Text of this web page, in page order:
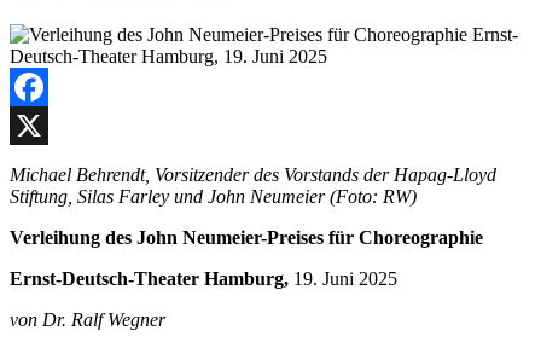
Facebook
X
Michael Behrendt, Vorsitzender des Vorstands der Hapag-Lloyd
Stiftung, Silas Farley und John Neumeier (Foto: RW)
Verleihung des John Neumeier-Preises für Choreographie
Ernst-Deutsch-Theater Hamburg, 19. Juni 2025
von Dr. Ralf Wegner